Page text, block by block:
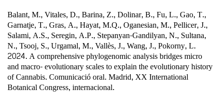
Balant, M., Vitales, D., Barina, Z., Dolinar, B., Fu, L., Gao, T.,
Garnatje, T., Gras, A., Hayat, M.Q., Oganesian, M., Pellicer, J.,
Salami, A.S., Seregin, A.P., Stepanyan-Gandilyan, N., Sultana,
N., Tsooj, S., Urgamal, M., Vallès, J., Wang, J., Pokorny, L.
2024. A comprehensive phylogenomic analysis bridges micro
and macro- evolutionary scales to explain the evolutionary history
of Cannabis. Comunicació oral. Madrid, XX International
Botanical Congress, internacional.